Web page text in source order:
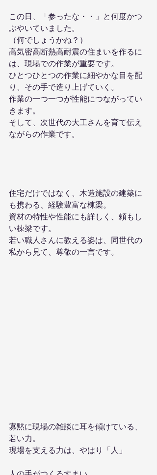
この日、「参ったな・・」と何度かつ
ぶやいていました。
（何でしょうかね？）
高気密高断熱高耐震の住まいを作るに
は、現場での作業が重要です。
ひとつひとつの作業に細やかな目を配
り、その手で造り上げていく。
作業の一つ一つが性能につながってい
きます。
そして、次世代の大工さんを育て伝え
ながらの作業です。
住宅だけではなく、木造施設の建築に
も携わる、経験豊富な棟梁。
資材の特性や性能にも詳しく、頼もし
い棟梁です。
若い職人さんに教える姿は、同世代の
私から見て、尊敬の一言です。
寡黙に現場の雑談に耳を傾けている、
若い力。
現場を支える力は、やはり「人」